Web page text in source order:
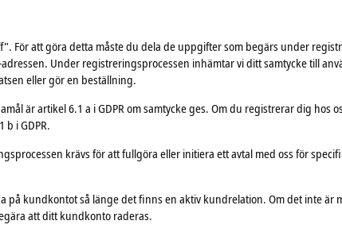
För att göra detta måste du dela de uppgifter som begärs under
Under registreringsprocessen inhämtar vi ditt samtycke till
eller gör en beställning.
är artikel 6.1 a i GDPR om samtycke ges. Om du registrerar dig hos
i GDPR.
krävs för att fullgöra eller initiera ett avtal med oss för
kundkontot så länge det finns en aktiv kundrelation. Om det inte
att ditt kundkonto raderas.